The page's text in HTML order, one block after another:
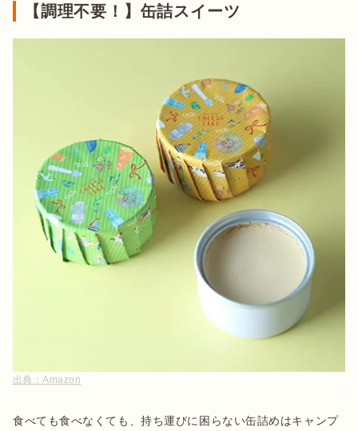
【調理不要！】缶詰スイーツ
出典：Amazon
食べても食べなくても、持ち運びに困らない缶詰めはキャンプ